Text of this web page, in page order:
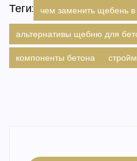
Теги: чем заменить щебень в
альтернативы щебню для
компоненты бетона